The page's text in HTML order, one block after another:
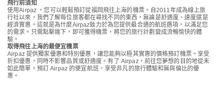
飛行前須知
使用Airpaz ，您可以輕鬆預訂從福岡飛往上海的機票。自2011年成為線上旅
行社以來，我們了解每位旅客都在尋找不同的東西，無論是舒適度、速度還是
經濟實惠。這就是為什麼Airpaz致力於為您提供最合適的航班選項，以滿足您
的需求。只需點擊幾下，即可獲得機票，將您的旅行計劃變成流暢愉快的體
驗。
取得飛往上海的最便宜機票
Airpaz 提供獨家優惠和特別優惠，讓您能夠以極其實惠的價格預訂機票。享受
折扣優惠，同時不影響品質或舒適度。有了 Airpaz，前往您夢想的目的地從未
如此簡單。預訂 Airpaz 的便宜航班，享受非凡的旅行體驗和無與倫比的優
惠。